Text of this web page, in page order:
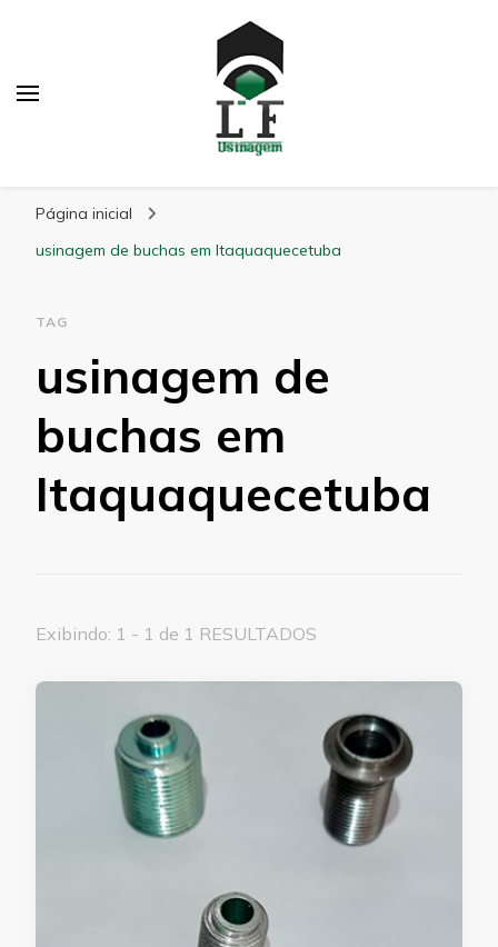
Página inicial
usinagem de buchas em Itaquaquecetuba
TAG
usinagem de
buchas em
Itaquaquecetuba
Exibindo: 1 - 1 de 1 RESULTADOS